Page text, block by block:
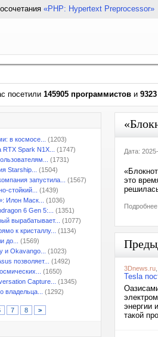
«PHP: Hypertext Preprocessor»
посетили 145905 программистов и
в космосе...
(1203)
Spark N1X...
(1747)
(1731)
Starship...
(1504)
запустила...
(1567)
стойкий...
(1439)
Илон Маск...
(1036)
6 Gen 5:...
(1351)
вырабатывает...
(1077)
к кристаллу...
(1134)
до...
(1569)
и Okavango...
(1023)
позволяет...
(1492)
(1650)
Capture...
(1345)
владельца...
(1292)
7 8 >
Дата:
это
3Dnews.ru
Tesla
энергии
такой